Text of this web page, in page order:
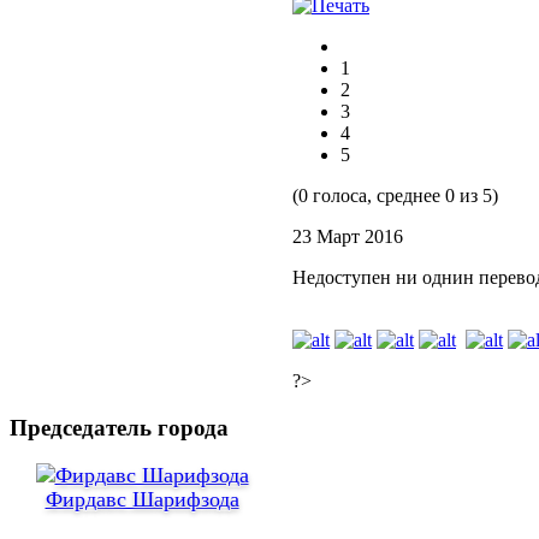
1
2
3
4
5
(0 голоса, среднее 0 из 5)
23 Март 2016
Недоступен ни однин
?>
Председатель города
Фирдавс Шарифзода